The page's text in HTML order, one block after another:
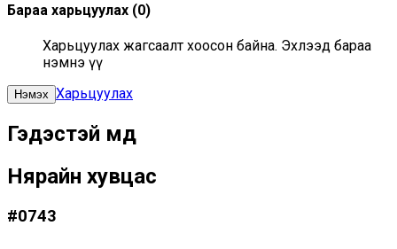
Бараа харьцуулах (0)
Харьцуулах жагсаалт хоосон байна. Эхлээд бараа
нэмнэ үү
Нэмэх Харьцуулах
Гэдэстэй өмд
Нярайн хувцас
#0743